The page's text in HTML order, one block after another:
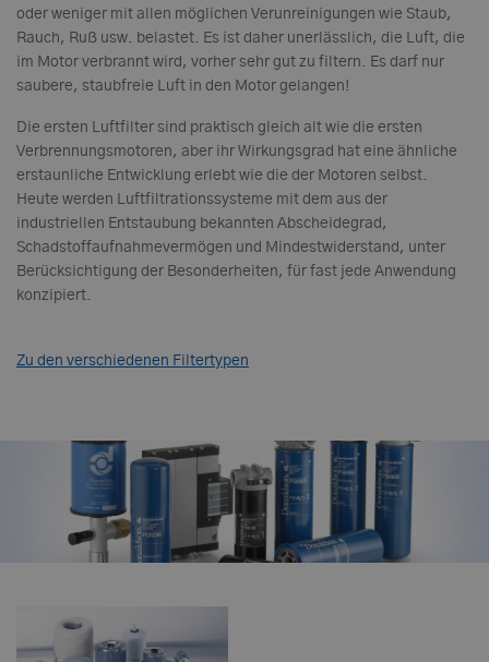
oder weniger mit allen möglichen Verunreinigungen wie Staub,
Rauch, Ruß usw. belastet. Es ist daher unerlässlich, die Luft, die
im Motor verbrannt wird, vorher sehr gut zu filtern. Es darf nur
saubere, staubfreie Luft in den Motor gelangen!
Die ersten Luftfilter sind praktisch gleich alt wie die ersten
Verbrennungsmotoren, aber ihr Wirkungsgrad hat eine ähnliche
erstaunliche Entwicklung erlebt wie die der Motoren selbst.
Heute werden Luftfiltrationssysteme mit dem aus der
industriellen Entstaubung bekannten Abscheidegrad,
Schadstoffaufnahmevermögen und Mindestwiderstand, unter
Berücksichtigung der Besonderheiten, für fast jede Anwendung
konzipiert.
Zu den verschiedenen Filtertypen